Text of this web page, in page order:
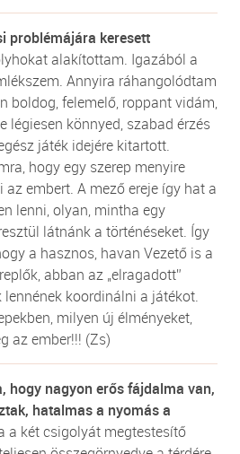
problémájára keresett
alakítottam. Igazából a
Annyira ráhangolódtam
boldog, felemelő, roppant vidám,
légiesen könnyed, szabad érzés
játék idejére kitartott.
hogy egy szerep menyire
embert. A mező ereje így hat a
lenni, olyan, mintha egy
látnánk a történéseket. Így
a hasznos, havan Vezető is a
abban az „elragadott”
koordinálni a játékot.
milyen új élményeket,
az ember!!! (Zs)
hogy nagyon erős fájdalma van,
hatalmas a nyomás a
a két csigolyát megtestesítő